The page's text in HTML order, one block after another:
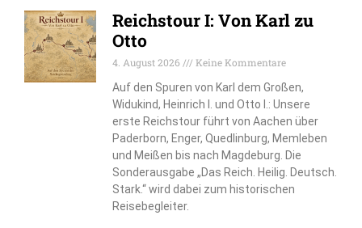
Reichstour I: Von Karl zu
Otto
4. August 2026
Keine Kommentare
Auf den Spuren von Karl dem Großen,
Widukind, Heinrich I. und Otto I.: Unsere
erste Reichstour führt von Aachen über
Paderborn, Enger, Quedlinburg, Memleben
und Meißen bis nach Magdeburg. Die
Sonderausgabe „Das Reich. Heilig. Deutsch.
Stark.“ wird dabei zum historischen
Reisebegleiter.